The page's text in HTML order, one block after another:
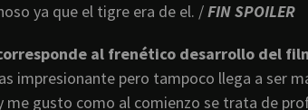
ya que el tigre era de el. /FIN SPOILER
al frenético desarrollo del
impresionante pero tampoco llega a ser
me gusto como al comienzo se trata de